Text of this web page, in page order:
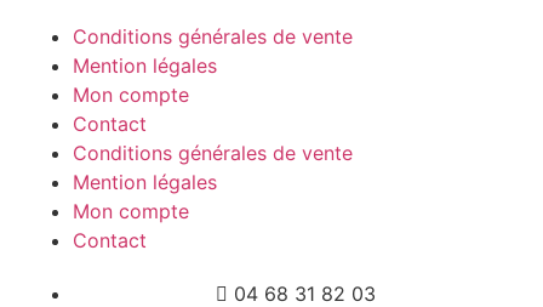
Conditions générales de vente
Mention légales
Mon compte
Contact
Conditions générales de vente
Mention légales
Mon compte
Contact
04 68 31 82 03